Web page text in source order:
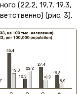
(22,2, 19,7, 19,3,
(рис. 3).